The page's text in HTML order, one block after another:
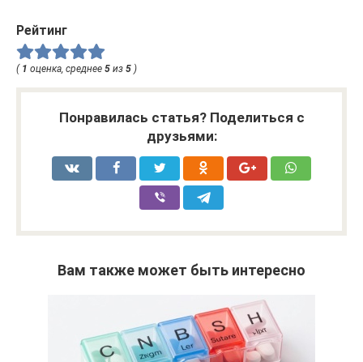
Рейтинг
( 1 оценка, среднее 5 из 5 )
Понравилась статья? Поделиться с
друзьями:
Вам также может быть интересно